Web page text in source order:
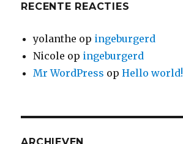
RECENTE REACTIES
yolanthe op ingeburgerd
Nicole op ingeburgerd
Mr WordPress opHello world!